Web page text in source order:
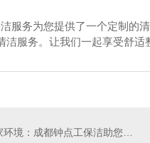
服务为您提供了一个定制的
洁服务。让我们一起享受舒适
打造舒适居家环境：成都钟点工保洁助您一臂之力